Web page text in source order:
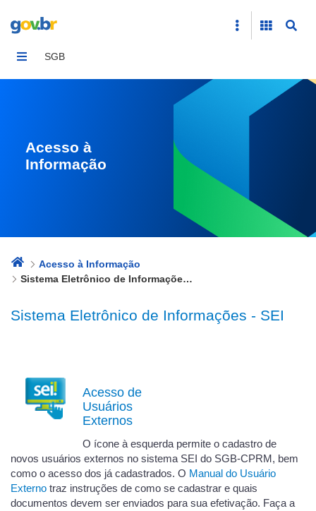
SGB
Acesso à
Informação
Acesso à Informação
Sistema Eletrônico de Informações - SEI
Sistema Eletrônico de Informações - SEI
Acesso de
Usuários
Externos
O ícone à esquerda permite o cadastro de
novos usuários externos no sistema SEI do SGB-CPRM, bem
como o acesso dos já cadastrados. O Manual do Usuário
Externo traz instruções de como se cadastrar e quais
documentos devem ser enviados para sua efetivação. Faça a